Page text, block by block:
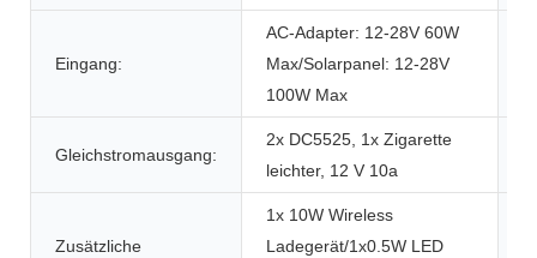
Eingang:
AC-Adapter: 12-28V 60W
Max/Solarpanel: 12-28V
100W Max
Gleichstromausgang:
2x DC5525, 1x Zigarette
leichter, 12 V 10a
Zusätzliche
1x 10W Wireless
Ladegerät/1x0.5W LED